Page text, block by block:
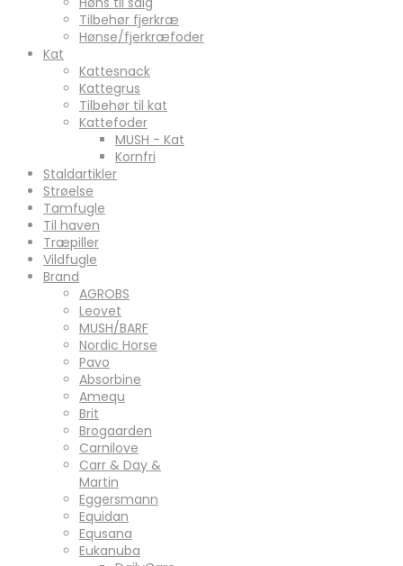
Tilbehør fjerkræ
Hønse/fjerkræfoder
Kat
Kattesnack
Kattegrus
Tilbehør til kat
Kattefoder
MUSH - Kat
Kornfri
Staldartikler
Strøelse
Tamfugle
Til haven
Træpiller
Vildfugle
Brand
AGROBS
Leovet
MUSH/BARF
Nordic Horse
Pavo
Absorbine
Amequ
Brit
Brogaarden
Carnilove
Carr & Day &
Martin
Eggersmann
Equidan
Equsana
Eukanuba